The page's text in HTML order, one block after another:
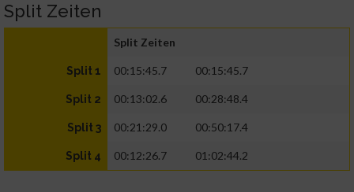
Split Zeiten
Split Zeiten
Split 1 00:15:45.7 00:15:45.7
Split 2 00:13:02.6 00:28:48.4
Split 3 00:21:29.0 00:50:17.4
Split 4 00:12:26.7 01:02:44.2